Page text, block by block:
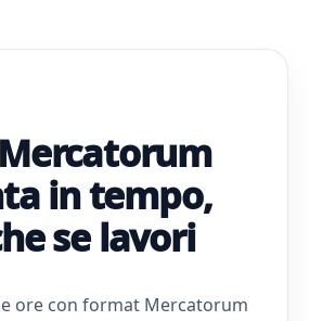
in tempo,
se lavori
ore con format Mercatorum